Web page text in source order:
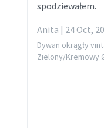
spodziewałem.
Anita | 24 Oct,
Dywan okrągły
Zielony/Kremowy